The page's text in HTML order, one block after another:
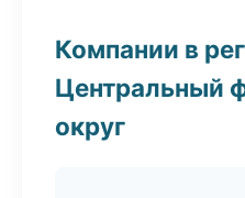
Компании в
Центральный
округ